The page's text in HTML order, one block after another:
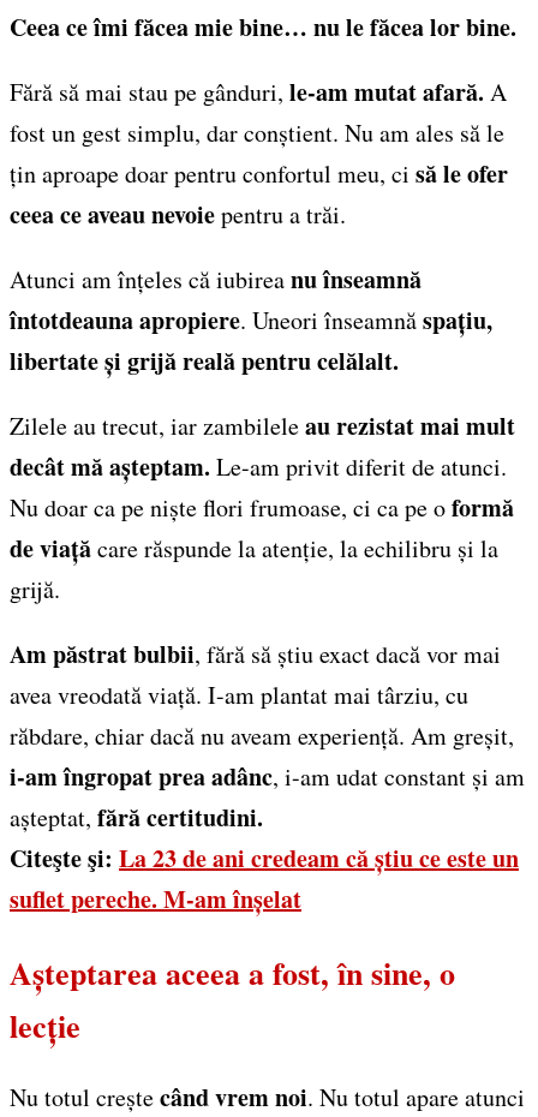
Ceea ce îmi făcea mie bine… nu le făcea lor bine.
Fără să mai stau pe gânduri, le-am mutat afară. A
fost un gest simplu, dar conștient. Nu am ales să le
țin aproape doar pentru confortul meu, ci să le ofer
ceea ce aveau nevoiepentru a trăi.
Atunci am înțeles că iubireanu înseamnă
întotdeauna apropiere. Uneori înseamnăspațiu,
libertate și grijă reală pentru celălalt.
Zilele au trecut, iar zambileleau rezistat mai mult
decât mă așteptam. Le-am privit diferit de atunci.
Nu doar ca pe niște flori frumoase, ci ca pe oformă
de viațăcare răspunde la atenție, la echilibru și la
grijă.
Am păstrat bulbii, fără să știu exact dacă vor mai
avea vreodată viață. I-am plantat mai târziu, cu
răbdare, chiar dacă nu aveam experiență. Am greșit,
i-am îngropat prea adânc, i-am udat constant și am
așteptat, fără certitudini.
Citeşte şi: La 23 de ani credeam că știu ce este un
suflet pereche. M-am înșelat
Așteptarea aceea a fost, în sine, o
lecție
Nu totul creștecând vrem noi. Nu totul apare atunci